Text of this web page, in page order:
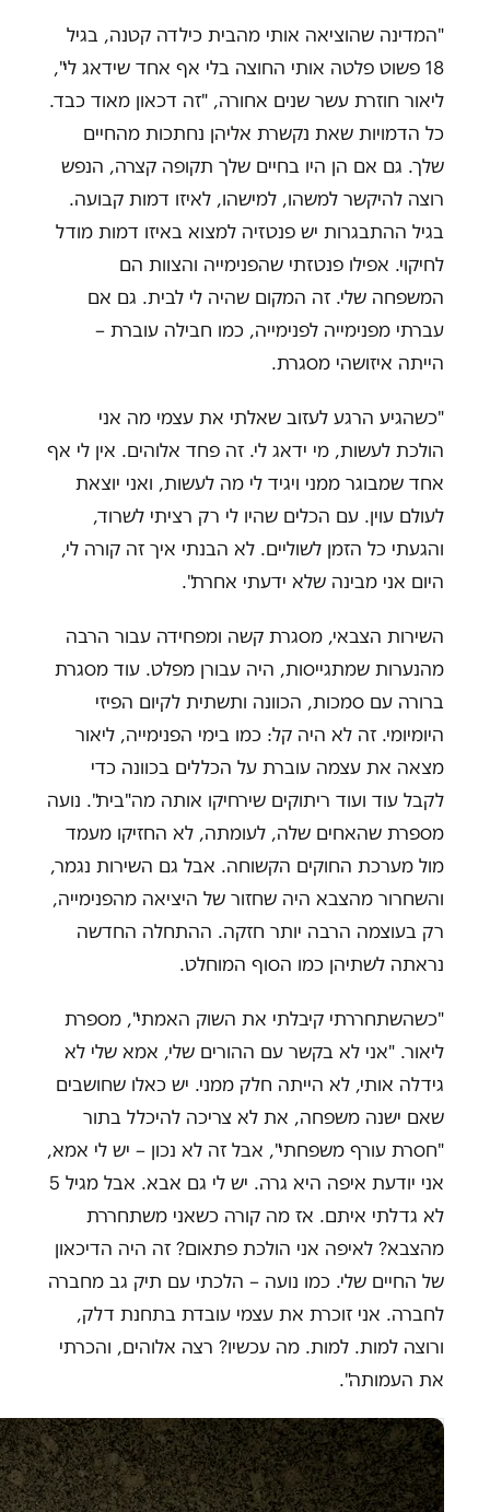
"המדינה שהוציאה אותי מהבית כילדה קטנה, בגיל
18 פשוט פלטה אותי החוצה בלי אף אחד שידאג לי",
ליאור חוזרת עשר שנים אחורה, "זה דכאון מאוד כבד.
כל הדמויות שאת נקשרת אליהן נחתכות מהחיים
שלך. גם אם הן היו בחיים שלך תקופה קצרה, הנפש
רוצה להיקשר למשהו, למישהו, לאיזו דמות קבועה.
בגיל ההתבגרות יש פנטזיה למצוא באיזו דמות מודל
לחיקוי. אפילו פנטזתי שהפנימייה והצוות הם
המשפחה שלי. זה המקום שהיה לי לבית. גם אם
עברתי מפנימייה לפנימייה, כמו חבילה עוברת –
הייתה איזושהי מסגרת.
"כשהגיע הרגע לעזוב שאלתי את עצמי מה אני
הולכת לעשות, מי ידאג לי. זה פחד אלוהים. אין לי אף
אחד שמבוגר ממני ויגיד לי מה לעשות, ואני יוצאת
לעולם עוין. עם הכלים שהיו לי רק רציתי לשרוד,
והגעתי כל הזמן לשוליים. לא הבנתי איך זה קורה לי,
היום אני מבינה שלא ידעתי אחרת".
השירות הצבאי, מסגרת קשה ומפחידה עבור הרבה
מהנערות שמתגייסות, היה עבורן מפלט. עוד מסגרת
ברורה עם סמכות, הכוונה ותשתית לקיום הפיזי
היומיומי. זה לא היה קל: כמו בימי הפנימייה, ליאור
מצאה את עצמה עוברת על הכללים בכוונה כדי
לקבל עוד ועוד ריתוקים שירחיקו אותה מה"בית". נועה
מספרת שהאחים שלה, לעומתה, לא החזיקו מעמד
מול מערכת החוקים הקשוחה. אבל גם השירות נגמר,
והשחרור מהצבא היה שחזור של היציאה מהפנימייה,
רק בעוצמה הרבה יותר חזקה. ההתחלה החדשה
נראתה לשתיהן כמו הסוף המוחלט.
"כשהשתחררתי קיבלתי את השוק האמתי", מספרת
ליאור. "אני לא בקשר עם ההורים שלי, אמא שלי לא
גידלה אותי, לא הייתה חלק ממני. יש כאלו שחושבים
שאם ישנה משפחה, את לא צריכה להיכלל בתור
"חסרת עורף משפחתי", אבל זה לא נכון – יש לי אמא,
אני יודעת איפה היא גרה. יש לי גם אבא. אבל מגיל 5
לא גדלתי איתם. אז מה קורה כשאני משתחררת
מהצבא? לאיפה אני הולכת פתאום? זה היה הדיכאון
של החיים שלי. כמו נועה – הלכתי עם תיק גב מחברה
לחברה. אני זוכרת את עצמי עובדת בתחנת דלק,
ורוצה למות. למות. מה עכשיו? רצה אלוהים, והכרתי
את העמותה".